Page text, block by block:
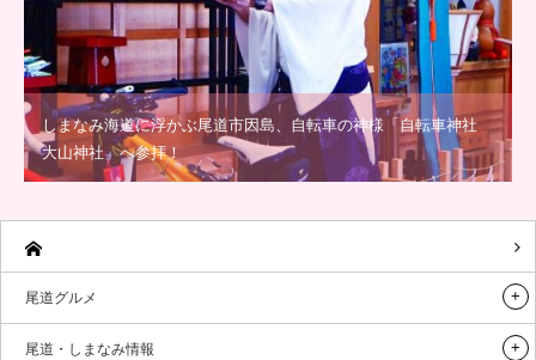
しまなみ海道に浮かぶ尾道市因島、自転車の神様「自転車神社
大山神社」へ参拝！
尾道グルメ
尾道・しまなみ情報